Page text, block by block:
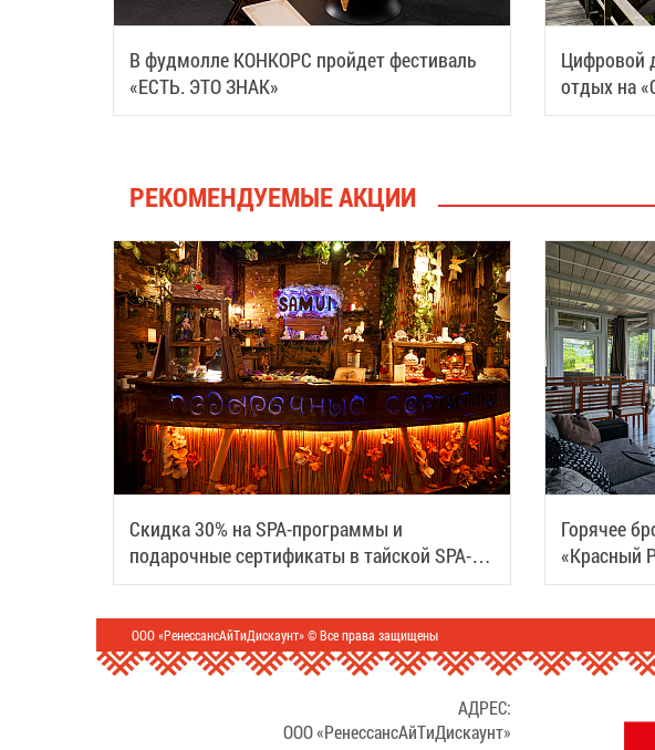
В фудмолле КОНКОРС пройдет фестиваль
«ЕСТЬ. ЭТО ЗНАК»
Цифровой
отдых на
РЕКОМЕНДУЕМЫЕ АКЦИИ
Скидка 30% на SPA-программы и
подарочные сертификаты в тайской SPA-
деревне Samui
Горячее
«Красный
ООО «РенессансАйТиДискаунт» © Все права защищены
АДРЕС:
ООО «РенессансАйТиДискаунт»